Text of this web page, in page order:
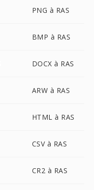
PNG à RAS
BMP à RAS
DOCX à RAS
ARW à RAS
HTML à RAS
CSV à RAS
CR2 à RAS